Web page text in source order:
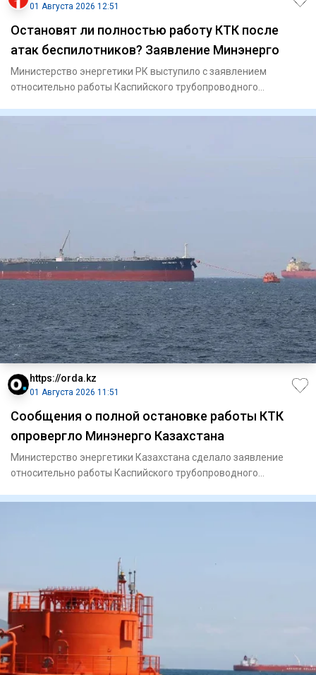
01 Августа 2026 12:51
Остановят ли полностью работу КТК после
атак беспилотников? Заявление Минэнерго
Министерство энергетики РК выступило с заявлением
относительно работы Каспийского трубопроводного
https://orda.kz
01 Августа 2026 11:51
Сообщения о полной остановке работы КТК
опровергло Минэнерго Казахстана
Министерство энергетики Казахстана сделало заявление
относительно работы Каспийского трубопроводного